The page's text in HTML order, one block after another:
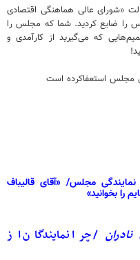
«شورای عالی هماهنگی اقتصادی
را ضایع کردید. شما که مجلس را
که می‌گیرید از کارآمدی و
مجلس استعفاکرده است
نمایندگی مجلس/ «آقای قالیباف
را بخوانید»
نادران / چرا نمایندگان از